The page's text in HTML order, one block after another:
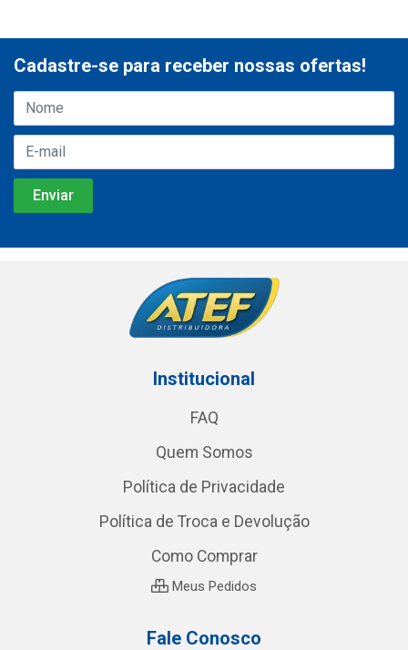
Cadastre-se para receber nossas ofertas!
Institucional
FAQ
Quem Somos
Política de Privacidade
Política de Troca e Devolução
Como Comprar
Meus Pedidos
Fale Conosco